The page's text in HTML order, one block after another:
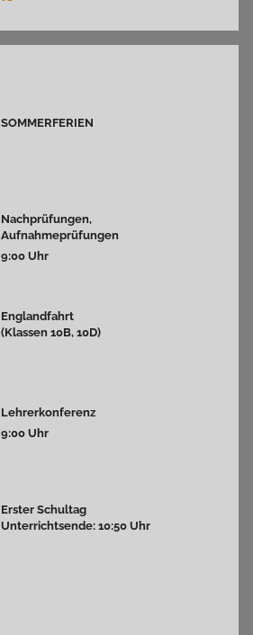
SOMMERFERIEN
Nachprüfungen,
Aufnahmeprüfungen
9:00 Uhr
Englandfahrt
(Klassen 10B, 10D)
Lehrerkonferenz
9:00 Uhr
Erster Schultag
Unterrichtsende: 10:50 Uhr